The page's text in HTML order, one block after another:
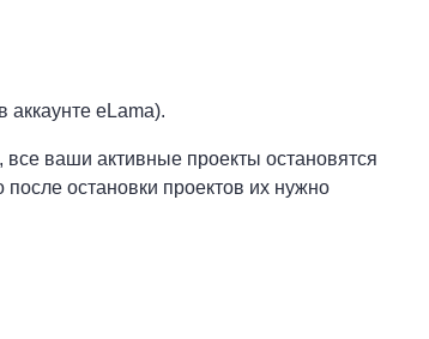
аккаунте eLama).
ваши активные проекты остановятся
остановки проектов их нужно